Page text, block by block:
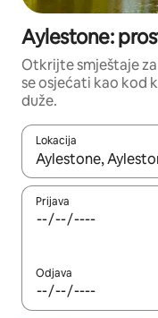
Aylestone:
Otkrijte smještaje
se osjećati kao kod
duže.
Lokacija
Kad su rezultati
Prijava
Odjava